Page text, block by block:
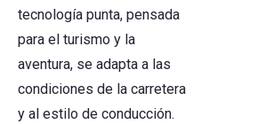
tecnología punta, pensada
para el turismo y la
aventura, se adapta a las
condiciones de la carretera
y al estilo de conducción.